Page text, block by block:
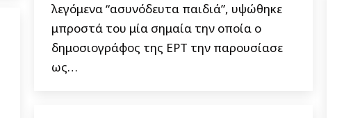
λεγόμενα “ασυνόδευτα παιδιά”, υψώθηκε
μπροστά του μία σημαία την οποία ο
δημοσιογράφος της ΕΡΤ την παρουσίασε
ως…